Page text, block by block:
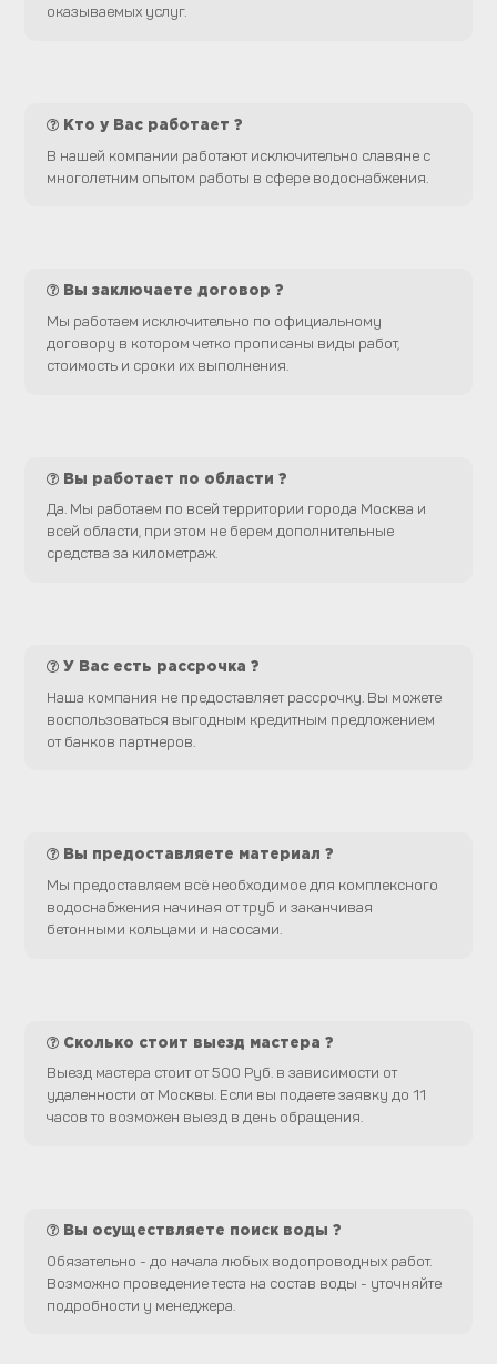
оказываемых услуг.
Кто у Вас работает ?
В нашей компании работают исключительно славяне с
многолетним опытом работы в сфере водоснабжения.
Вы заключаете договор ?
Мы работаем исключительно по официальному
договору в котором четко прописаны виды работ,
стоимость и сроки их выполнения.
Вы работает по области ?
Да. Мы работаем по всей территории города Москва и
всей области, при этом не берем дополнительные
средства за километраж.
У Вас есть рассрочка ?
Наша компания не предоставляет рассрочку. Вы можете
воспользоваться выгодным кредитным предложением
от банков партнеров.
Вы предоставляете материал ?
Мы предоставляем всё необходимое для комплексного
водоснабжения начиная от труб и заканчивая
бетонными кольцами и насосами.
Сколько стоит выезд мастера ?
Выезд мастера стоит от 500 Руб. в зависимости от
удаленности от Москвы. Если вы подаете заявку до 11
часов то возможен выезд в день обращения.
Вы осуществляете поиск воды ?
Обязательно - до начала любых водопроводных работ.
Возможно проведение теста на состав воды - уточняйте
подробности у менеджера.